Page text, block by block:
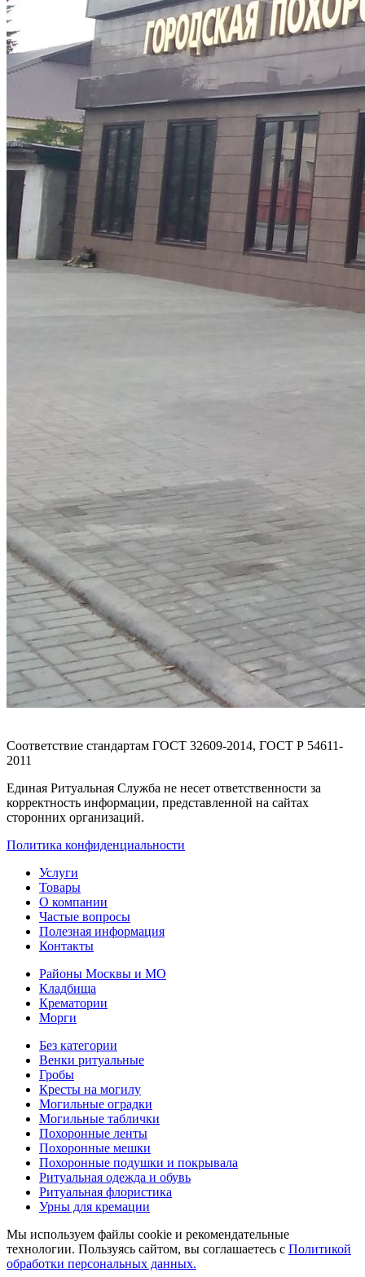
Соответствие стандартам ГОСТ 32609-2014, ГОСТ Р 54611-
2011
Единая Ритуальная Служба не несет ответственности за
корректность информации, представленной на сайтах
сторонних организаций.
Политика конфиденциальности
Услуги
Товары
О компании
Частые вопросы
Полезная информация
Контакты
Районы Москвы и МО
Кладбища
Крематории
Морги
Без категории
Венки ритуальные
Гробы
Кресты на могилу
Могильные оградки
Могильные таблички
Похоронные ленты
Похоронные мешки
Похоронные подушки и покрывала
Ритуальная одежда и обувь
Ритуальная флористика
Урны для кремации
Мы используем файлы cookie и рекомендательные
технологии. Пользуясь сайтом, вы соглашаетесь с Политикой
обработки персональных данных.